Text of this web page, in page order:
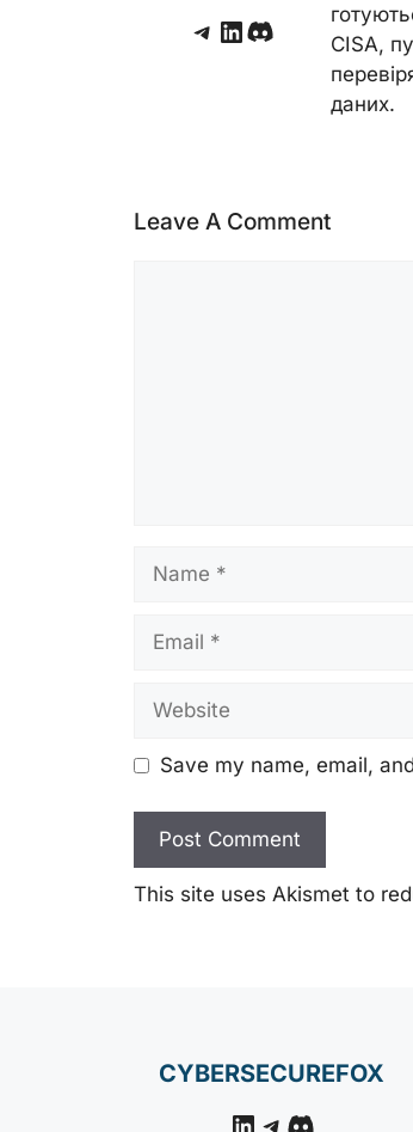
Telegram
LinkedIn
DiscordCISA,
даних.
Leave A Comment
Name
Email
Website
Save my name, email,
This site uses Akismet to
CYBERSECUREFOX
LinkedIn
Telegram
Discord